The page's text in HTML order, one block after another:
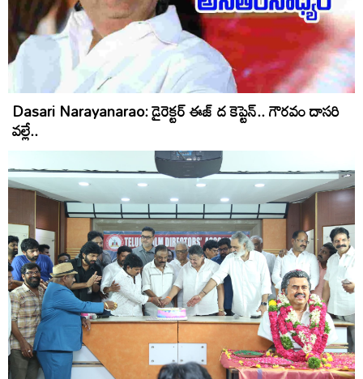
Dasari Narayanarao: డైరెక్టర్ ఈజ్ ద కెప్టెన్.. గౌరవం దాసరి
వల్లే..